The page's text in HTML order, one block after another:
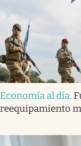
Economía al día.
reequipamiento